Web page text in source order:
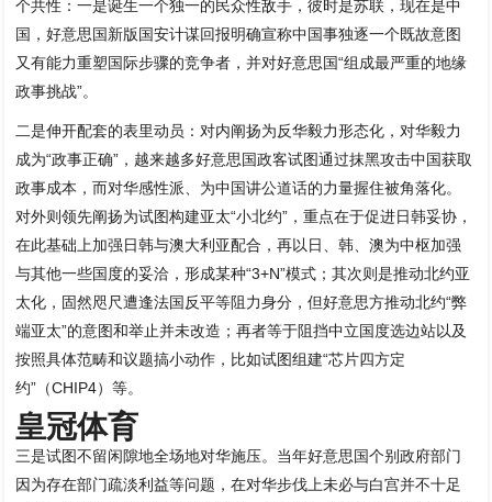
个共性：一是诞生一个独一的民众性敌手，彼时是苏联，现在是中
国，好意思国新版国安计谋回报明确宣称中国事独逐一个既故意图
又有能力重塑国际步骤的竞争者，并对好意思国“组成最严重的地缘
政事挑战”。
二是伸开配套的表里动员：对内阐扬为反华毅力形态化，对华毅力
成为“政事正确”，越来越多好意思国政客试图通过抹黑攻击中国获取
政事成本，而对华感性派、为中国讲公道话的力量握住被角落化。
对外则领先阐扬为试图构建亚太“小北约”，重点在于促进日韩妥协，
在此基础上加强日韩与澳大利亚配合，再以日、韩、澳为中枢加强
与其他一些国度的妥洽，形成某种“3+N”模式；其次则是推动北约亚
太化，固然咫尺遭逢法国反平等阻力身分，但好意思方推动北约“弊
端亚太”的意图和举止并未改造；再者等于阻挡中立国度选边站以及
按照具体范畴和议题搞小动作，比如试图组建“芯片四方定
约”（CHIP4）等。
皇冠体育
三是试图不留闲隙地全场地对华施压。当年好意思国个别政府部门
因为存在部门疏淡利益等问题，在对华步伐上未必与白宫并不十足